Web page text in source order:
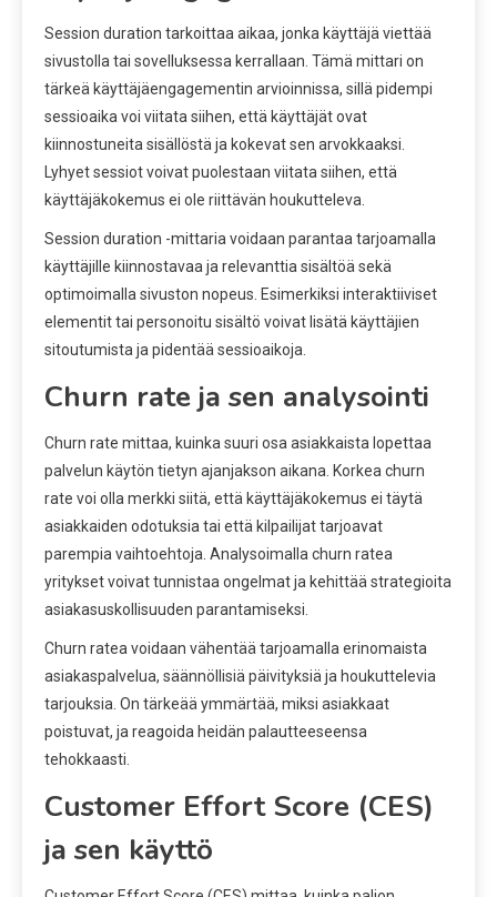
Session duration tarkoittaa aikaa, jonka käyttäjä viettää
sivustolla tai sovelluksessa kerrallaan. Tämä mittari on
tärkeä käyttäjäengagementin arvioinnissa, sillä pidempi
sessioaika voi viitata siihen, että käyttäjät ovat
kiinnostuneita sisällöstä ja kokevat sen arvokkaaksi.
Lyhyet sessiot voivat puolestaan viitata siihen, että
käyttäjäkokemus ei ole riittävän houkutteleva.
Session duration -mittaria voidaan parantaa tarjoamalla
käyttäjille kiinnostavaa ja relevanttia sisältöä sekä
optimoimalla sivuston nopeus. Esimerkiksi interaktiiviset
elementit tai personoitu sisältö voivat lisätä käyttäjien
sitoutumista ja pidentää sessioaikoja.
Churn rate ja sen analysointi
Churn rate mittaa, kuinka suuri osa asiakkaista lopettaa
palvelun käytön tietyn ajanjakson aikana. Korkea churn
rate voi olla merkki siitä, että käyttäjäkokemus ei täytä
asiakkaiden odotuksia tai että kilpailijat tarjoavat
parempia vaihtoehtoja. Analysoimalla churn ratea
yritykset voivat tunnistaa ongelmat ja kehittää strategioita
asiakasuskollisuuden parantamiseksi.
Churn ratea voidaan vähentää tarjoamalla erinomaista
asiakaspalvelua, säännöllisiä päivityksiä ja houkuttelevia
tarjouksia. On tärkeää ymmärtää, miksi asiakkaat
poistuvat, ja reagoida heidän palautteeseensa
tehokkaasti.
Customer Effort Score (CES)
ja sen käyttö